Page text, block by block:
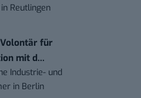
in Reutlingen
für
mit d...
Industrie- und
in Berlin